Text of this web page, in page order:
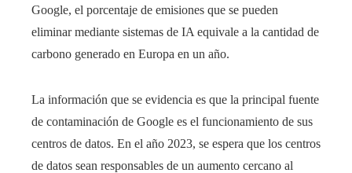
Google, el porcentaje de emisiones que se pueden
eliminar mediante sistemas de IA equivale a la cantidad de
carbono generado en Europa en un año.
La información que se evidencia es que la principal fuente
de contaminación de Google es el funcionamiento de sus
centros de datos. En el año 2023, se espera que los centros
de datos sean responsables de un aumento cercano al